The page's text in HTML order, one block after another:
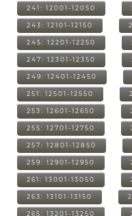
241: 12001-12050
243: 12101-12150
245: 12201-12250
247: 12301-12350
249: 12401-12450
251: 12501-12550
253: 12601-12650
255: 12701-12750
257: 12801-12850
259: 12901-12950
261: 13001-13050
263: 13101-13150
265: 13201-13250